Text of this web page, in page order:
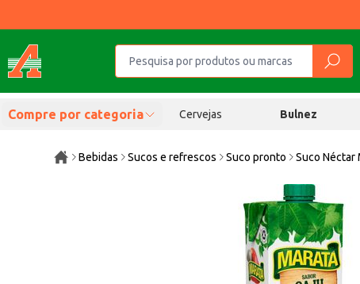
Compre por categoria Cervejas Bulnez
Bebidas Sucos e refrescos Suco pronto Suco Néctar